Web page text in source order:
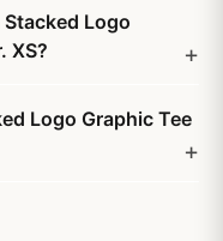
Logo
XS?
Logo Graphic Tee